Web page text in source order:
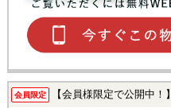
会員限定 【会員様限定で公開中！】